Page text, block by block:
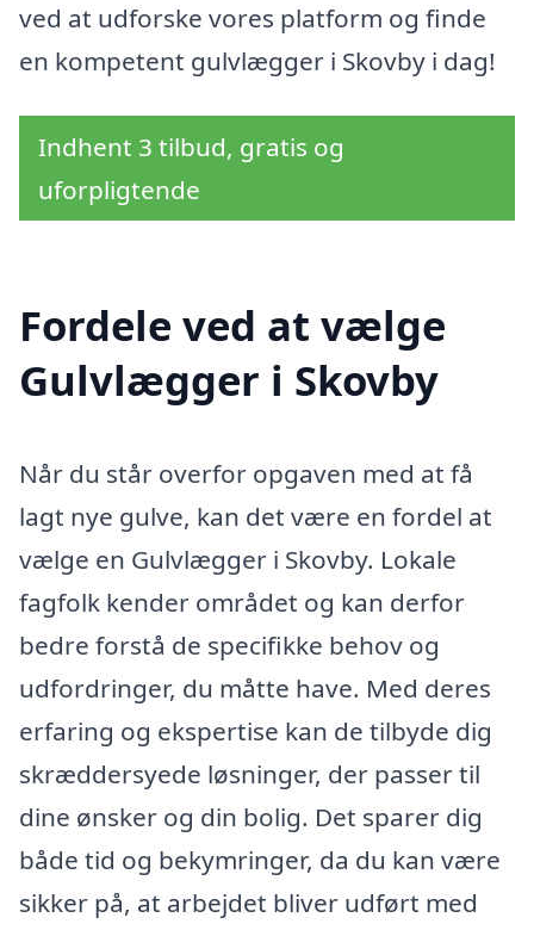
ved at udforske vores platform og finde
en kompetent gulvlægger i Skovby i dag!
Indhent 3 tilbud, gratis og
uforpligtende
Fordele ved at vælge
Gulvlægger i Skovby
Når du står overfor opgaven med at få
lagt nye gulve, kan det være en fordel at
vælge en Gulvlægger i Skovby. Lokale
fagfolk kender området og kan derfor
bedre forstå de specifikke behov og
udfordringer, du måtte have. Med deres
erfaring og ekspertise kan de tilbyde dig
skræddersyede løsninger, der passer til
dine ønsker og din bolig. Det sparer dig
både tid og bekymringer, da du kan være
sikker på, at arbejdet bliver udført med